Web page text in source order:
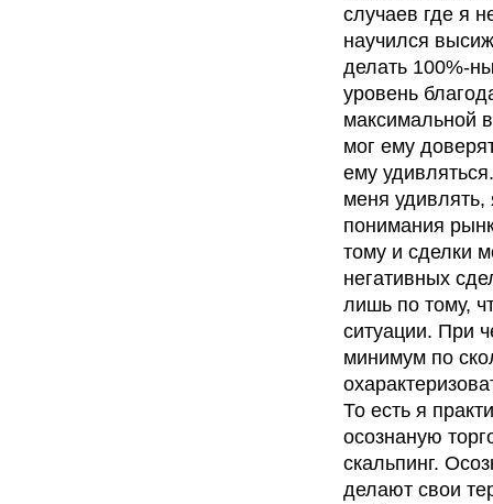
случаев где я
научился
делать 100%-
уровень
максимальной
мог ему
ему
меня удивлять,
понимания
тому и сделки
негативных
лишь по тому,
ситуации. При
минимум по
То есть я
осознаную
скальпинг.
делают свои